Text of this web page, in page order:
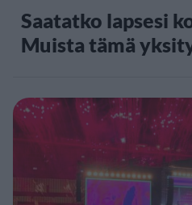
Saatatko lapsesi
Muista tämä